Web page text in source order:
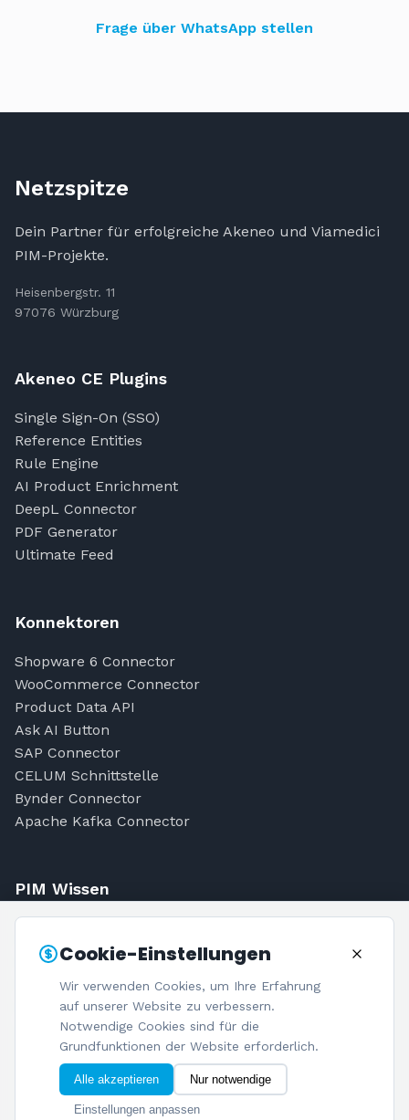
Frage über WhatsApp stellen
Netzspitze
Dein Partner für erfolgreiche Akeneo und Viamedici
PIM-Projekte.
Heisenbergstr. 11
97076 Würzburg
Akeneo CE Plugins
Single Sign-On (SSO)
Reference Entities
Rule Engine
AI Product Enrichment
DeepL Connector
PDF Generator
Ultimate Feed
Konnektoren
Shopware 6 Connector
WooCommerce Connector
Product Data API
Ask AI Button
SAP Connector
CELUM Schnittstelle
Bynder Connector
Apache Kafka Connector
PIM Wissen
PIM Kosten
PIM-Quiz
© 2026 Netzspitze GmbH. Alle Rechte vorbehalten.
Cookie-Einstellungen
Wir verwenden Cookies, um Ihre Erfahrung
auf unserer Website zu verbessern.
Notwendige Cookies sind für die
Grundfunktionen der Website erforderlich.
Alle akzeptieren Nur notwendige
Einstellungen anpassen